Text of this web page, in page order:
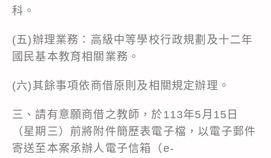
科。
(五)辦理業務：高級中等學校行政規劃及十二年
國民基本教育相關業務。
(六)其餘事項依商借原則及相關規定辦理。
三、請有意願商借之教師，於113年5月15日
（星期三）前將附件簡歷表電子檔，以電子郵件
寄送至本案承辦人電子信箱（e-